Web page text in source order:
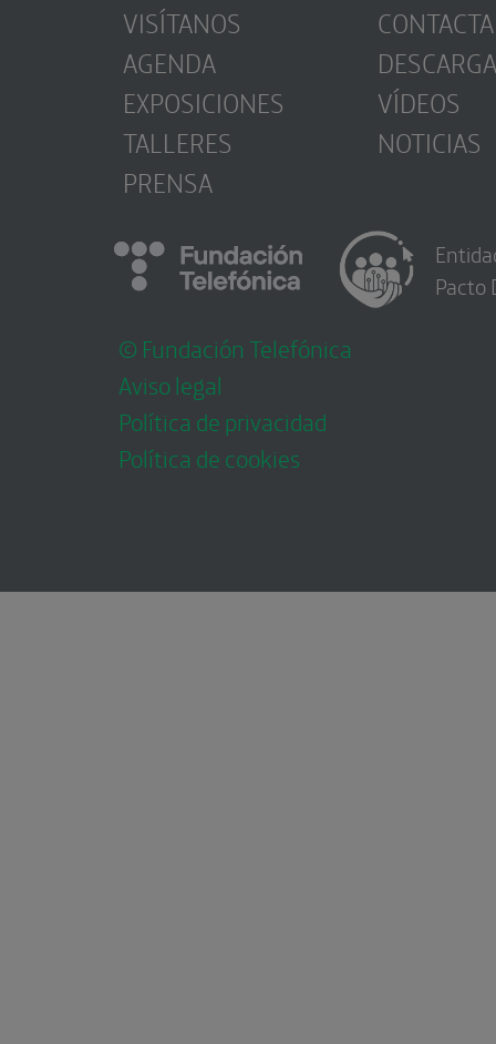
VISÍTANOS
AGENDA
EXPOSICIONES
TALLERES
PRENSA
CONTACTA
VÍDEOS
NOTICIAS
© Fundación Telefónica
Aviso legal
Política de privacidad
Política de cookies
Pacto